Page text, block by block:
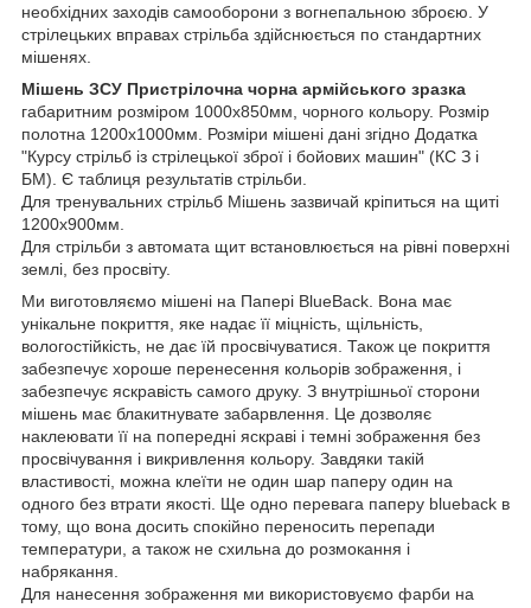
необхідних заходів самооборони з вогнепальною зброєю. У
стрілецьких вправах стрільба здійснюється по стандартних
мішенях.
Мішень ЗСУ Пристрілочна чорна армійського зразка
габаритним розміром 1000х850мм, чорного кольору. Розмір
полотна 1200х1000мм. Розміри мішені дані згідно Додатка
"Курсу стрільб із стрілецької зброї і бойових машин" (КС З і
БМ). Є таблиця результатів стрільби.
Для тренувальних стрільб Мішень зазвичай кріпиться на щиті
1200х900мм.
Для стрільби з автомата щит встановлюється на рівні поверхні
землі, без просвіту.
Ми виготовляємо мішені на Папері BlueBack. Вона має
унікальне покриття, яке надає її міцність, щільність,
вологостійкість, не дає їй просвічуватися. Також це покриття
забезпечує хороше перенесення кольорів зображення, і
забезпечує яскравість самого друку. З внутрішньої сторони
мішень має блакитнувате забарвлення. Це дозволяє
наклеювати її на попередні яскраві і темні зображення без
просвічування і викривлення кольору. Завдяки такій
властивості, можна клеїти не один шар паперу один на
одного без втрати якості. Ще одно перевага паперу blueback в
тому, що вона досить спокійно переносить перепади
температури, а також не схильна до розмокання і
набрякання.
Для нанесення зображення ми використовуємо фарби на